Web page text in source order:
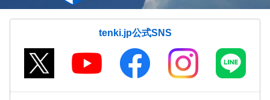
tenki.jp公式SNS